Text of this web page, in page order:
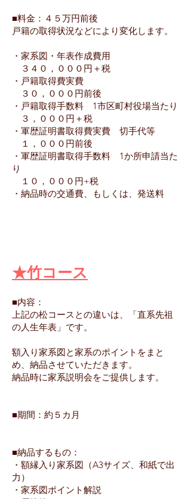
■料金：４５万円前後
戸籍の取得状況などにより変化します。
・家系図・年表作成費用
３４０，０００円＋税
・戸籍取得費実費
３０，０００円前後
・戸籍取得手数料 1市区町村役場当たり
３，０００円＋税
​・軍歴証明書取得費実費 切手代等
１，０００円前後
​・軍歴証明書取得手数料 1か所申請当た
り
１０，０００円+税
・納品時の交通費、もしくは、発送料
★竹コース
■内容：
上記の松コースとの違いは、「直系先祖
の人生年表」です。
額入り家系図と家系のポイントをまと
め、納品させていただきます。
納品時に家系説明会をご提供します。
■期間：約５カ月
■納品するもの：
・額縁入り家系図（A3サイズ、和紙で出
力）
・家系図ポイント解説